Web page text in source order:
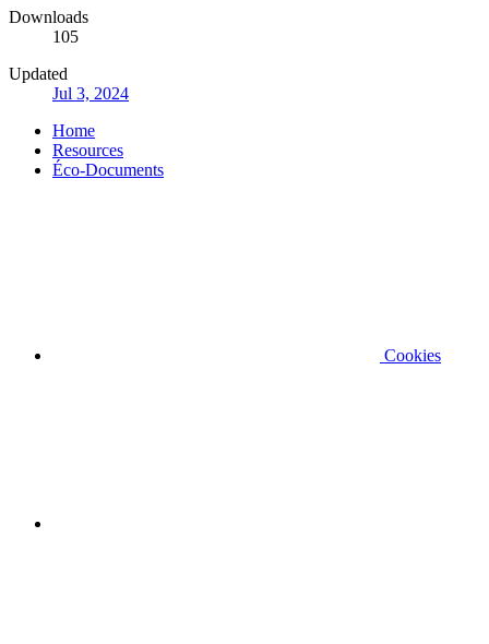
Downloads
105
Updated
Jul 3, 2024
Home
Resources
Éco-Documents
Cookies